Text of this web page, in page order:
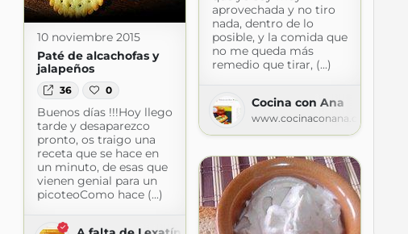
aprovechada y no tiro
nada, dentro de lo
posible, y la comida que
no me queda más
remedio que tirar, (...)
Cocina con Ana
www.cocinaconana.com
10 noviembre 2015
Paté de alcachofas y
jalapeños
36 0
Buenos días !!!Hoy llego
tarde y desaparezco
pronto, os traigo una
receta que se hace en
un minuto, de esas que
vienen genial para un
picoteoComo hace (...)